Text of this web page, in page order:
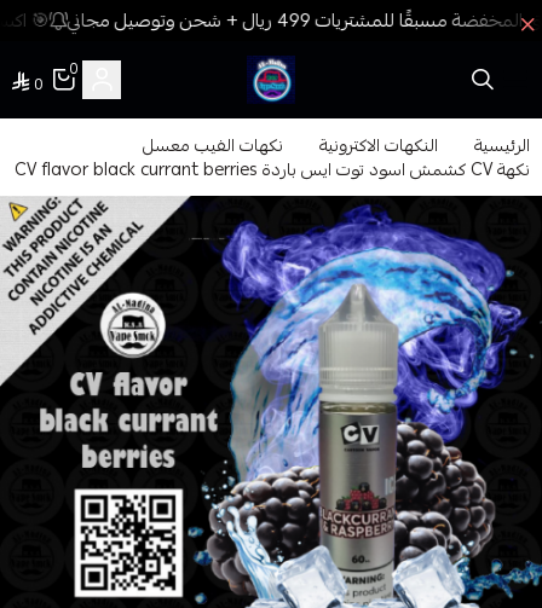
🎯
فيب المدينة
0
0
الرئيسية النكهات الاكترونية نكهات الفيب معسل
نكهة CV كشمش اسود توت ايس باردة CV flavor black currant berries